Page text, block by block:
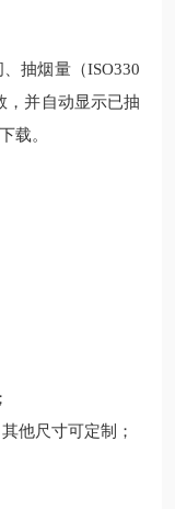
抽烟量（ISO330
，并自动显示已抽
载。
他尺寸可定制；